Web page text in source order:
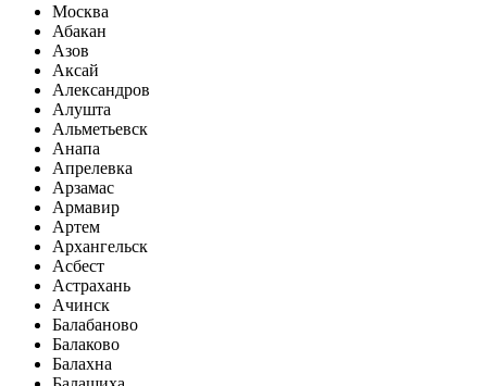
Москва
Абакан
Азов
Аксай
Александров
Алушта
Альметьевск
Анапа
Апрелевка
Арзамас
Армавир
Артем
Архангельск
Асбест
Астрахань
Ачинск
Балабаново
Балаково
Балахна